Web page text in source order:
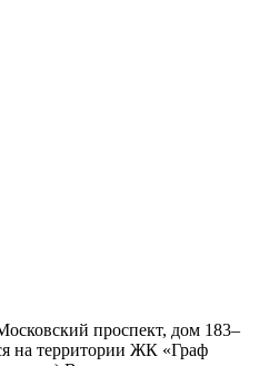
проспект, дом 183–
на территории ЖК «Граф